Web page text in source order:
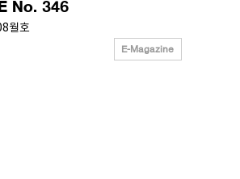
No. 346
월호
E-Magazine